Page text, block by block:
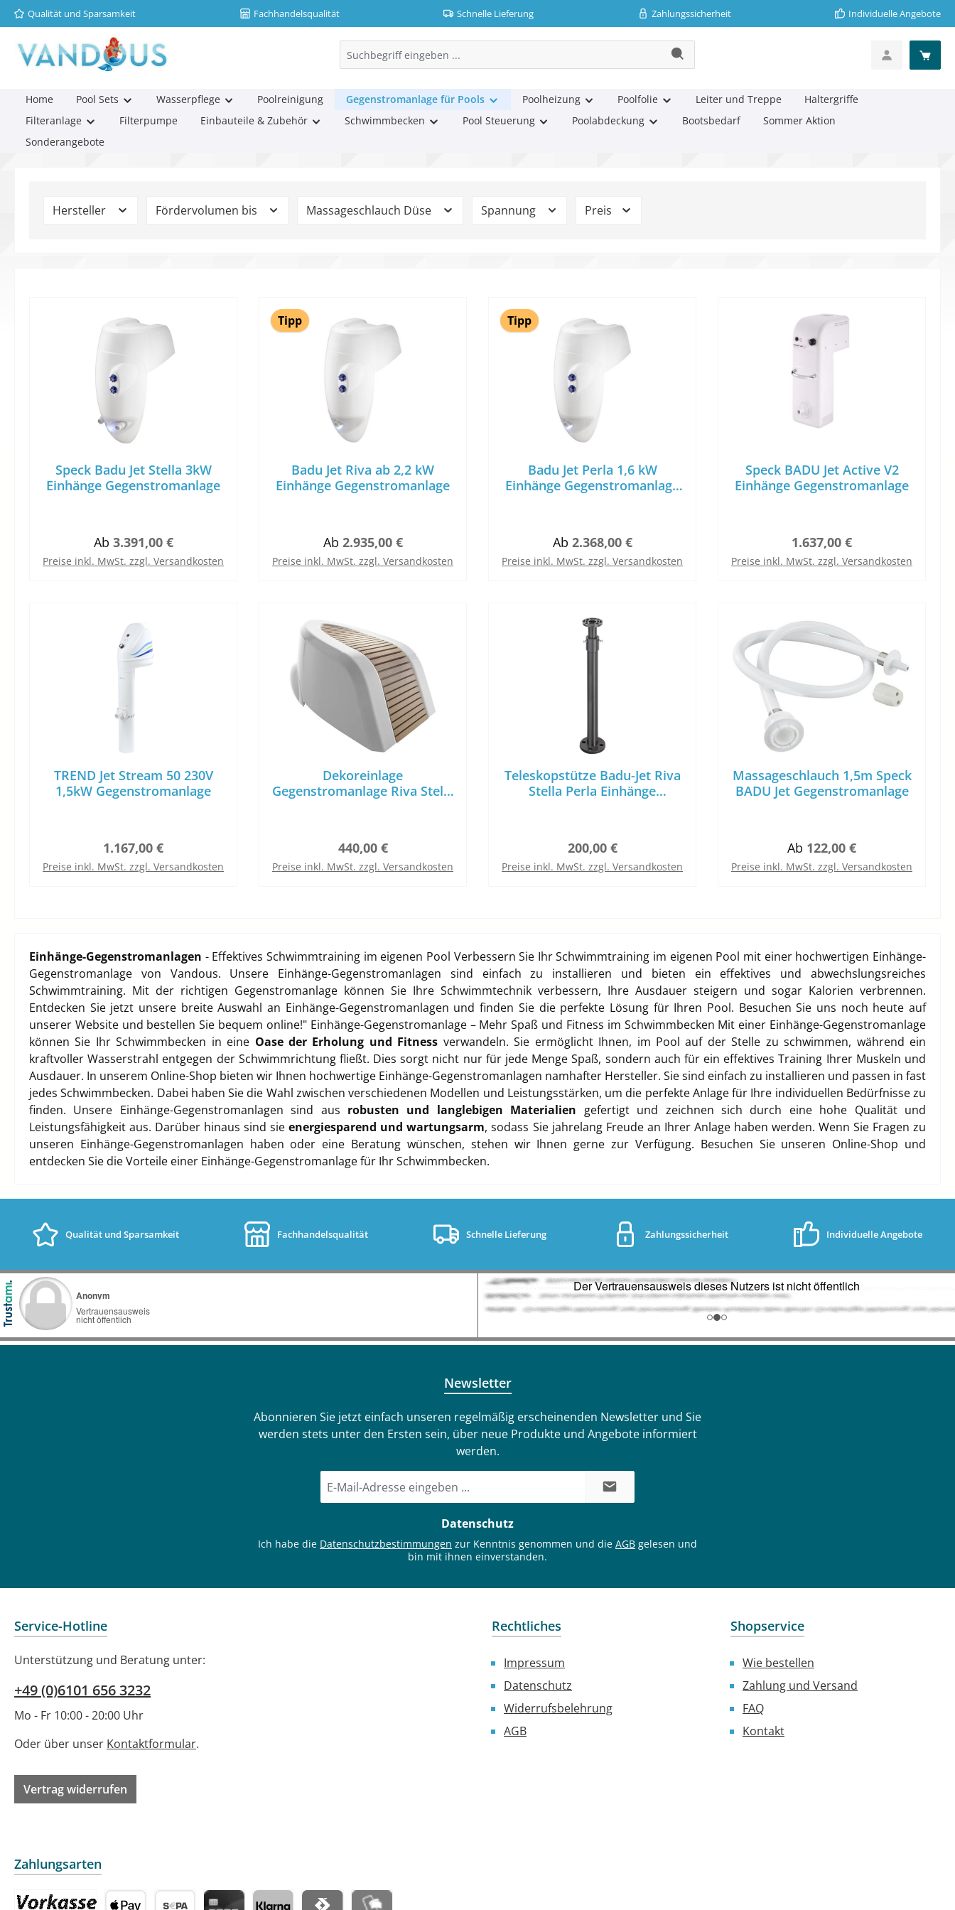
Hauptinhalt springen
Zur Suche springen
Zur Hauptnavigation springen
Qualität und Sparsamkeit Fachhandelsqualität Schnelle Lieferung Zahlungssicherheit Individuelle Angebote
Home Pool Sets Wasserpflege Poolreinigung Gegenstromanlage für Pools Poolheizung Poolfolie Leiter und Treppe
Haltergriffe
Filteranlage
Filterpumpe Einbauteile & Zubehör Schwimmbecken Pool Steuerung Poolabdeckung Bootsbedarf
Sommer Aktion
Sonderangebote
Hersteller Fördervolumen bis Massageschlauch Düse Spannung Preis
Speck Badu Jet Stella 3kW
Einhänge Gegenstromanlage
Regulärer Preis:
Ab 3.391,00 €
Preise inkl. MwSt. zzgl. Versandkosten
Tipp
Badu Jet Riva ab 2,2 kW
Einhänge Gegenstromanlage
Regulärer Preis:
Ab 2.935,00 €
Preise inkl. MwSt. zzgl. Versandkosten
Tipp
Badu Jet Perla 1,6 kW
Einhänge Gegenstromanlage
Regulärer Preis:
Ab 2.368,00 €
Preise inkl. MwSt. zzgl. Versandkosten
Speck BADU Jet Active V2
Einhänge Gegenstromanlage
Regulärer Preis:
1.637,00 €
Preise inkl. MwSt. zzgl. Versandkosten
TREND Jet Stream 50 230V
1,5kW Gegenstromanlage
Regulärer Preis:
1.167,00 €
Preise inkl. MwSt. zzgl. Versandkosten
Dekoreinlage
Gegenstromanlage Riva Stella
Regulärer Preis:
440,00 €
Preise inkl. MwSt. zzgl. Versandkosten
Teleskopstütze Badu-Jet Riva
Stella Perla Einhänge
Regulärer Preis:
200,00 €
Preise inkl. MwSt. zzgl. Versandkosten
Massageschlauch 1,5m Speck
BADU Jet Gegenstromanlage
Regulärer Preis:
Ab 122,00 €
Preise inkl. MwSt. zzgl. Versandkosten
Einhänge-Gegenstromanlagen - Effektives Schwimmtraining im eigenen Pool Verbessern Sie Ihr Schwimmtraining im eigenen Pool mit einer hochwertigen Einhänge-
Gegenstromanlage von Vandous. Unsere Einhänge-Gegenstromanlagen sind einfach zu installieren und bieten ein effektives und abwechslungsreiches
Schwimmtraining. Mit der richtigen Gegenstromanlage können Sie Ihre Schwimmtechnik verbessern, Ihre Ausdauer steigern und sogar Kalorien verbrennen.
Entdecken Sie jetzt unsere breite Auswahl an Einhänge-Gegenstromanlagen und finden Sie die perfekte Lösung für Ihren Pool. Besuchen Sie uns noch heute auf
unserer Website und bestellen Sie bequem online!" Einhänge-Gegenstromanlage – Mehr Spaß und Fitness im Schwimmbecken Mit einer Einhänge-Gegenstromanlage
können Sie Ihr Schwimmbecken in eine Oase der Erholung und Fitness verwandeln. Sie ermöglicht Ihnen, im Pool auf der Stelle zu schwimmen, während ein
kraftvoller Wasserstrahl entgegen der Schwimmrichtung fließt. Dies sorgt nicht nur für jede Menge Spaß, sondern auch für ein effektives Training Ihrer Muskeln und
Ausdauer. In unserem Online-Shop bieten wir Ihnen hochwertige Einhänge-Gegenstromanlagen namhafter Hersteller. Sie sind einfach zu installieren und passen in fast
jedes Schwimmbecken. Dabei haben Sie die Wahl zwischen verschiedenen Modellen und Leistungsstärken, um die perfekte Anlage für Ihre individuellen Bedürfnisse zu
finden. Unsere Einhänge-Gegenstromanlagen sind aus robusten und langlebigen Materialien gefertigt und zeichnen sich durch eine hohe Qualität und
Leistungsfähigkeit aus. Darüber hinaus sind sieenergiesparend und wartungsarm, sodass Sie jahrelang Freude an Ihrer Anlage haben werden. Wenn Sie Fragen zu
unseren Einhänge-Gegenstromanlagen haben oder eine Beratung wünschen, stehen wir Ihnen gerne zur Verfügung. Besuchen Sie unseren Online-Shop und
entdecken Sie die Vorteile einer Einhänge-Gegenstromanlage für Ihr Schwimmbecken.
Qualität und Sparsamkeit Fachhandelsqualität Schnelle Lieferung Zahlungssicherheit Individuelle Angebote
Newsletter
Abonnieren Sie jetzt einfach unseren regelmäßig erscheinenden Newsletter und Sie
werden stets unter den Ersten sein, über neue Produkte und Angebote informiert
werden.
Mail-
Datenschutz
Ich habe die Datenschutzbestimmungen zur Kenntnis genommen und die AGB gelesen und
bin mit ihnen einverstanden.
Service-Hotline
Unterstützung und Beratung unter:
+49 (0)6101 656 3232
Mo - Fr 10:00 - 20:00 Uhr
Oder über unser Kontaktformular.
Vertrag widerrufen
Rechtliches
Impressum
Datenschutz
Widerrufsbelehrung
AGB
Shopservice
Wie bestellen
Zahlung und Versand
FAQ
Kontakt
Zahlungsarten